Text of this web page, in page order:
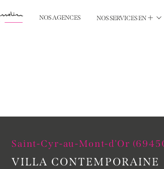
NOS AGENCES NOS SERVICES EN +
Saint-Cyr-au-Mont-d'Or
VILLA CONTEMPORAINE